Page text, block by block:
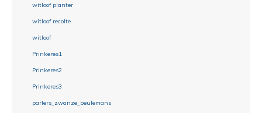
witloof planter
witloof recolte
witloof
Prinkeres1
Prinkeres2
Prinkeres3
parlers_zwanze_beulemans